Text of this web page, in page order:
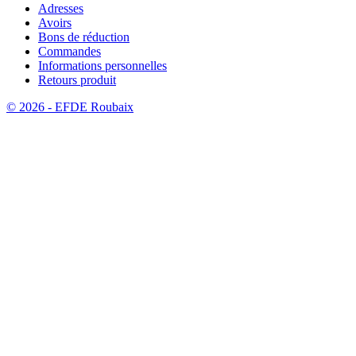
Adresses
Avoirs
Bons de réduction
Commandes
Informations personnelles
Retours produit
© 2026 - EFDE Roubaix